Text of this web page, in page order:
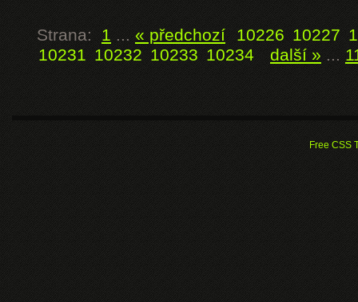
Strana: 1 ... « předchozí 10226 10227
10231 10232 10233 10234 další » ...
Free CSS